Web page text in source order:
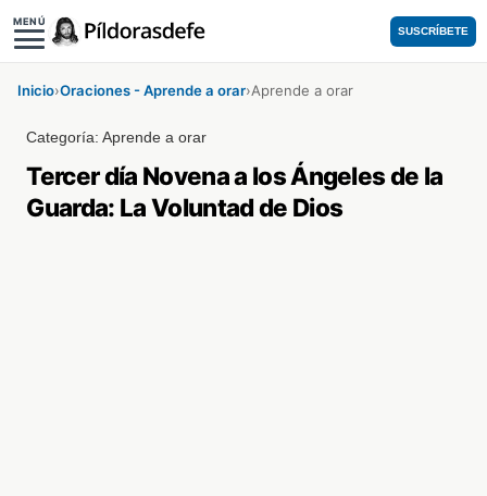
MENÚ
SUSCRÍBETE
Inicio›Oraciones - Aprende a orar›Aprende a orar
Categoría:Aprende a orar
Tercer día Novena a los Ángeles de la
Guarda: La Voluntad de Dios